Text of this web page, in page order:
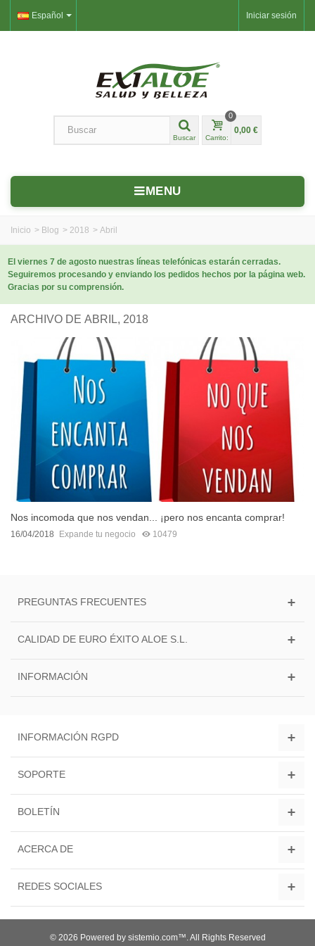
Iniciar sesión
Español
Buscar Carrito:
0
0,00 €
MENU
Inicio > Blog > 2018 > Abril
El viernes 7 de agosto nuestras líneas telefónicas estarán cerradas.
Seguiremos procesando y enviando los pedidos hechos por la página web.
Gracias por su comprensión.
ARCHIVO DE ABRIL, 2018
Nos incomoda que nos vendan... ¡pero nos encanta comprar!
16/04/2018 Expande tu negocio 10479
PREGUNTAS FRECUENTES
CALIDAD DE EURO ÉXITO ALOE S.L.
INFORMACIÓN
INFORMACIÓN RGPD
SOPORTE
BOLETÍN
ACERCA DE
REDES SOCIALES
© 2026 Powered by sistemio.com™. All Rights Reserved